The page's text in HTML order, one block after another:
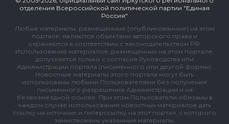
отделения Всероссийской политической партии "Единая
Россия"
Любые материалы, размещенные (опубликованные) на этом
портале, являются объектами авторского права и
охраняются в соответствии с законодательством РФ.
Использование материалов, размещенных на этом портале,
допускается только с согласия Руководства или
Администрации портала (письменного или другой формы).
Новостные материалы этого портала могут быть
использованы любыми Пользователями без получения
письменного разрешения Администрации и на
безвозмездной основе. При этом Пользователи обязаны в
каждом случае использования новостных материалов дать
ссылку на источник и гиперссылку на этот портал, с которого
заимствованы указанные материалы.